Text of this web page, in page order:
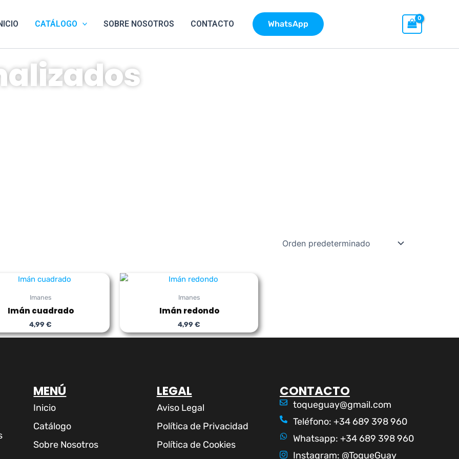
CATÁLOGO SOBRE NOSOTROS CONTACTO WhatsApp
Imanes
Imán cuadrado
4,99€
Imanes
Imán redondo
4,99€
MENÚ
Inicio
Catálogo
Sobre Nosotros
LEGAL
Aviso Legal
Política de Privacidad
Política de Cookies
CONTACTO
toqueguay@gmail.com
Teléfono: +34 689 398 960
Whatsapp: +34 689 398 960
Instagram: @ToqueGuay